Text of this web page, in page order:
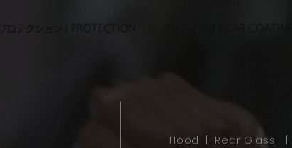
プロテクション | PROTECTION
Hood | Rear Glass |